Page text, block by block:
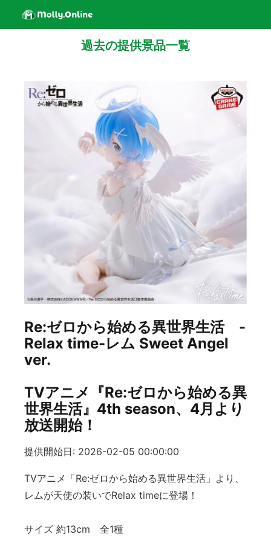
過去の提供景品一覧
Re:ゼロから始める異世界生活 -
Relax time-レム Sweet Angel
ver.
TVアニメ『Re:ゼロから始める異
世界生活』4th season、4月より
放送開始！
提供開始日: 2026-02-05 00:00:00
TVアニメ「Re:ゼロから始める異世界生活」より、
レムが天使の装いでRelax timeに登場！
サイズ 約13cm 全1種